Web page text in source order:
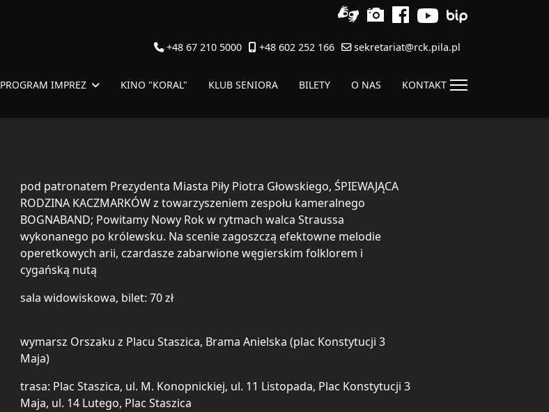
+48 67 210 5000 +48 602 252 166 sekretariat@rck.pila.pl
PROGRAM IMPREZ KINO "KORAL" KLUB SENIORA BILETY O NAS KONTAKT
pod patronatem Prezydenta Miasta Piły Piotra Głowskiego, ŚPIEWAJĄCA
RODZINA KACZMARKÓW z towarzyszeniem zespołu kameralnego
BOGNABAND; Powitamy Nowy Rok w rytmach walca Straussa
wykonanego po królewsku. Na scenie zagoszczą efektowne melodie
operetkowych arii, czardasze zabarwione węgierskim folklorem i
cygańską nutą
sala widowiskowa, bilet: 70 zł
wymarsz Orszaku z Placu Staszica, Brama Anielska (plac Konstytucji 3
Maja)
trasa: Plac Staszica, ul. M. Konopnickiej, ul. 11 Listopada, Plac Konstytucji 3
Maja, ul. 14 Lutego, Plac Staszica